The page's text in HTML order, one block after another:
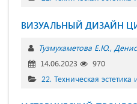
ВИЗУАЛЬНЫЙ ДИЗАЙН
Тузмухаметова Е.Ю.
14.06.2023
970
22. Техническая эстетика